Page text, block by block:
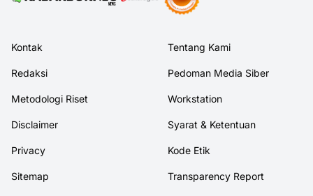
Kontak Tentang Kami
Redaksi Pedoman Media Siber
Metodologi Riset Workstation
Disclaimer Syarat & Ketentuan
Privacy Kode Etik
Sitemap Transparency Report